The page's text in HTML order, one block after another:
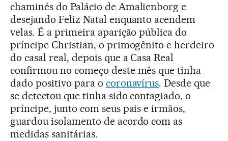
chaminés do Palácio de Amalienborg e
desejando Feliz Natal enquanto acendem
velas. É a primeira aparição pública do
príncipe Christian, o primogênito e herdeiro
do casal real, depois que a Casa Real
confirmou no começo deste mês que tinha
dado positivo para o coronavírus. Desde que
se detectou que tinha sido contagiado, o
príncipe, junto com seus pais e irmãos,
guardou isolamento de acordo com as
medidas sanitárias.